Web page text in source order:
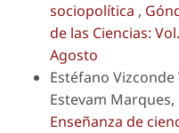
sociopolítica ,
de las Ciencias:
Agosto
Estéfano
Estevam
Enseñanza de